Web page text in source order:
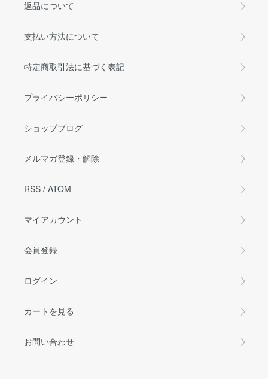
返品について
支払い方法について
特定商取引法に基づく表記
プライバシーポリシー
ショップブログ
メルマガ登録・解除
RSS / ATOM
マイアカウント
会員登録
ログイン
カートを見る
お問い合わせ